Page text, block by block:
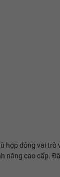
đóng vai
năng cao